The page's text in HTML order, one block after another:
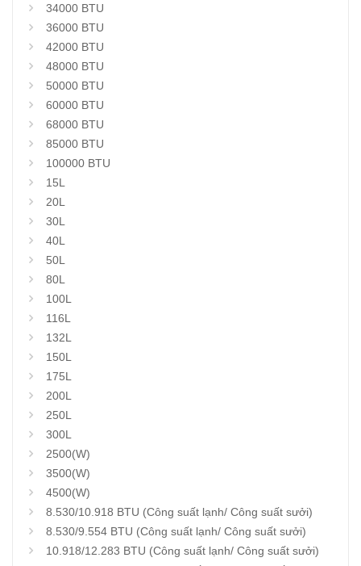
34000 BTU
36000 BTU
42000 BTU
48000 BTU
50000 BTU
60000 BTU
68000 BTU
85000 BTU
100000 BTU
15L
20L
30L
40L
50L
80L
100L
116L
132L
150L
175L
200L
250L
300L
2500(W)
3500(W)
4500(W)
8.530/10.918 BTU (Công suất lạnh/ Công suất sưởi)
8.530/9.554 BTU (Công suất lạnh/ Công suất sưởi)
10.918/12.283 BTU (Công suất lạnh/ Công suất sưởi)